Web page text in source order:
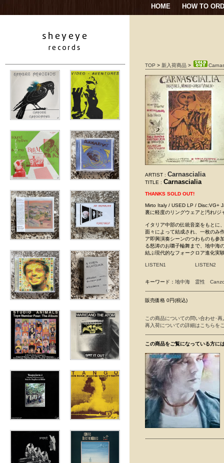
HOME HOW TO
TOP > 新入荷商品 >
ARTIST : Carnascialia
TITLE : Carnascialia
THANKS SOLD OUT!
Mirto Italy / USED LP / Disc:VG+
裏に軽度のリングウェアと汚れ/ジ
イタリア中部の伝統音楽をもとに
面々によって結成され、一枚のみ
ア即興演奏シーンのつわものも参
る怒涛のお囃子輪舞まで、地中海
結ぶ現代的なフォークロア進化実
LISTEN1 LISTEN2
キーワード： 地中海 霊性
販売価格 0円(税込)
この商品についての問い合わせ･
再入荷についての詳細はこちらを
この商品をご覧になっている方に